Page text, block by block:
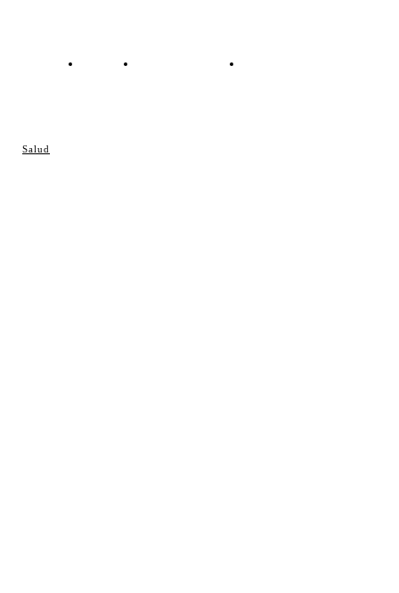
Salud
Contacto Política de cookies